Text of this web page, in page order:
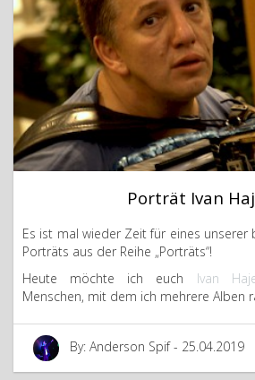
Porträt Ivan
Es ist mal wieder Zeit für eines
Porträts aus der Reihe „Porträts“!
Heute möchte ich euch Ivan
Menschen, mit dem ich mehrere Alben
By: Anderson Spif - 25.04.2019